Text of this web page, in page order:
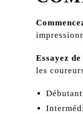
Essayez
les